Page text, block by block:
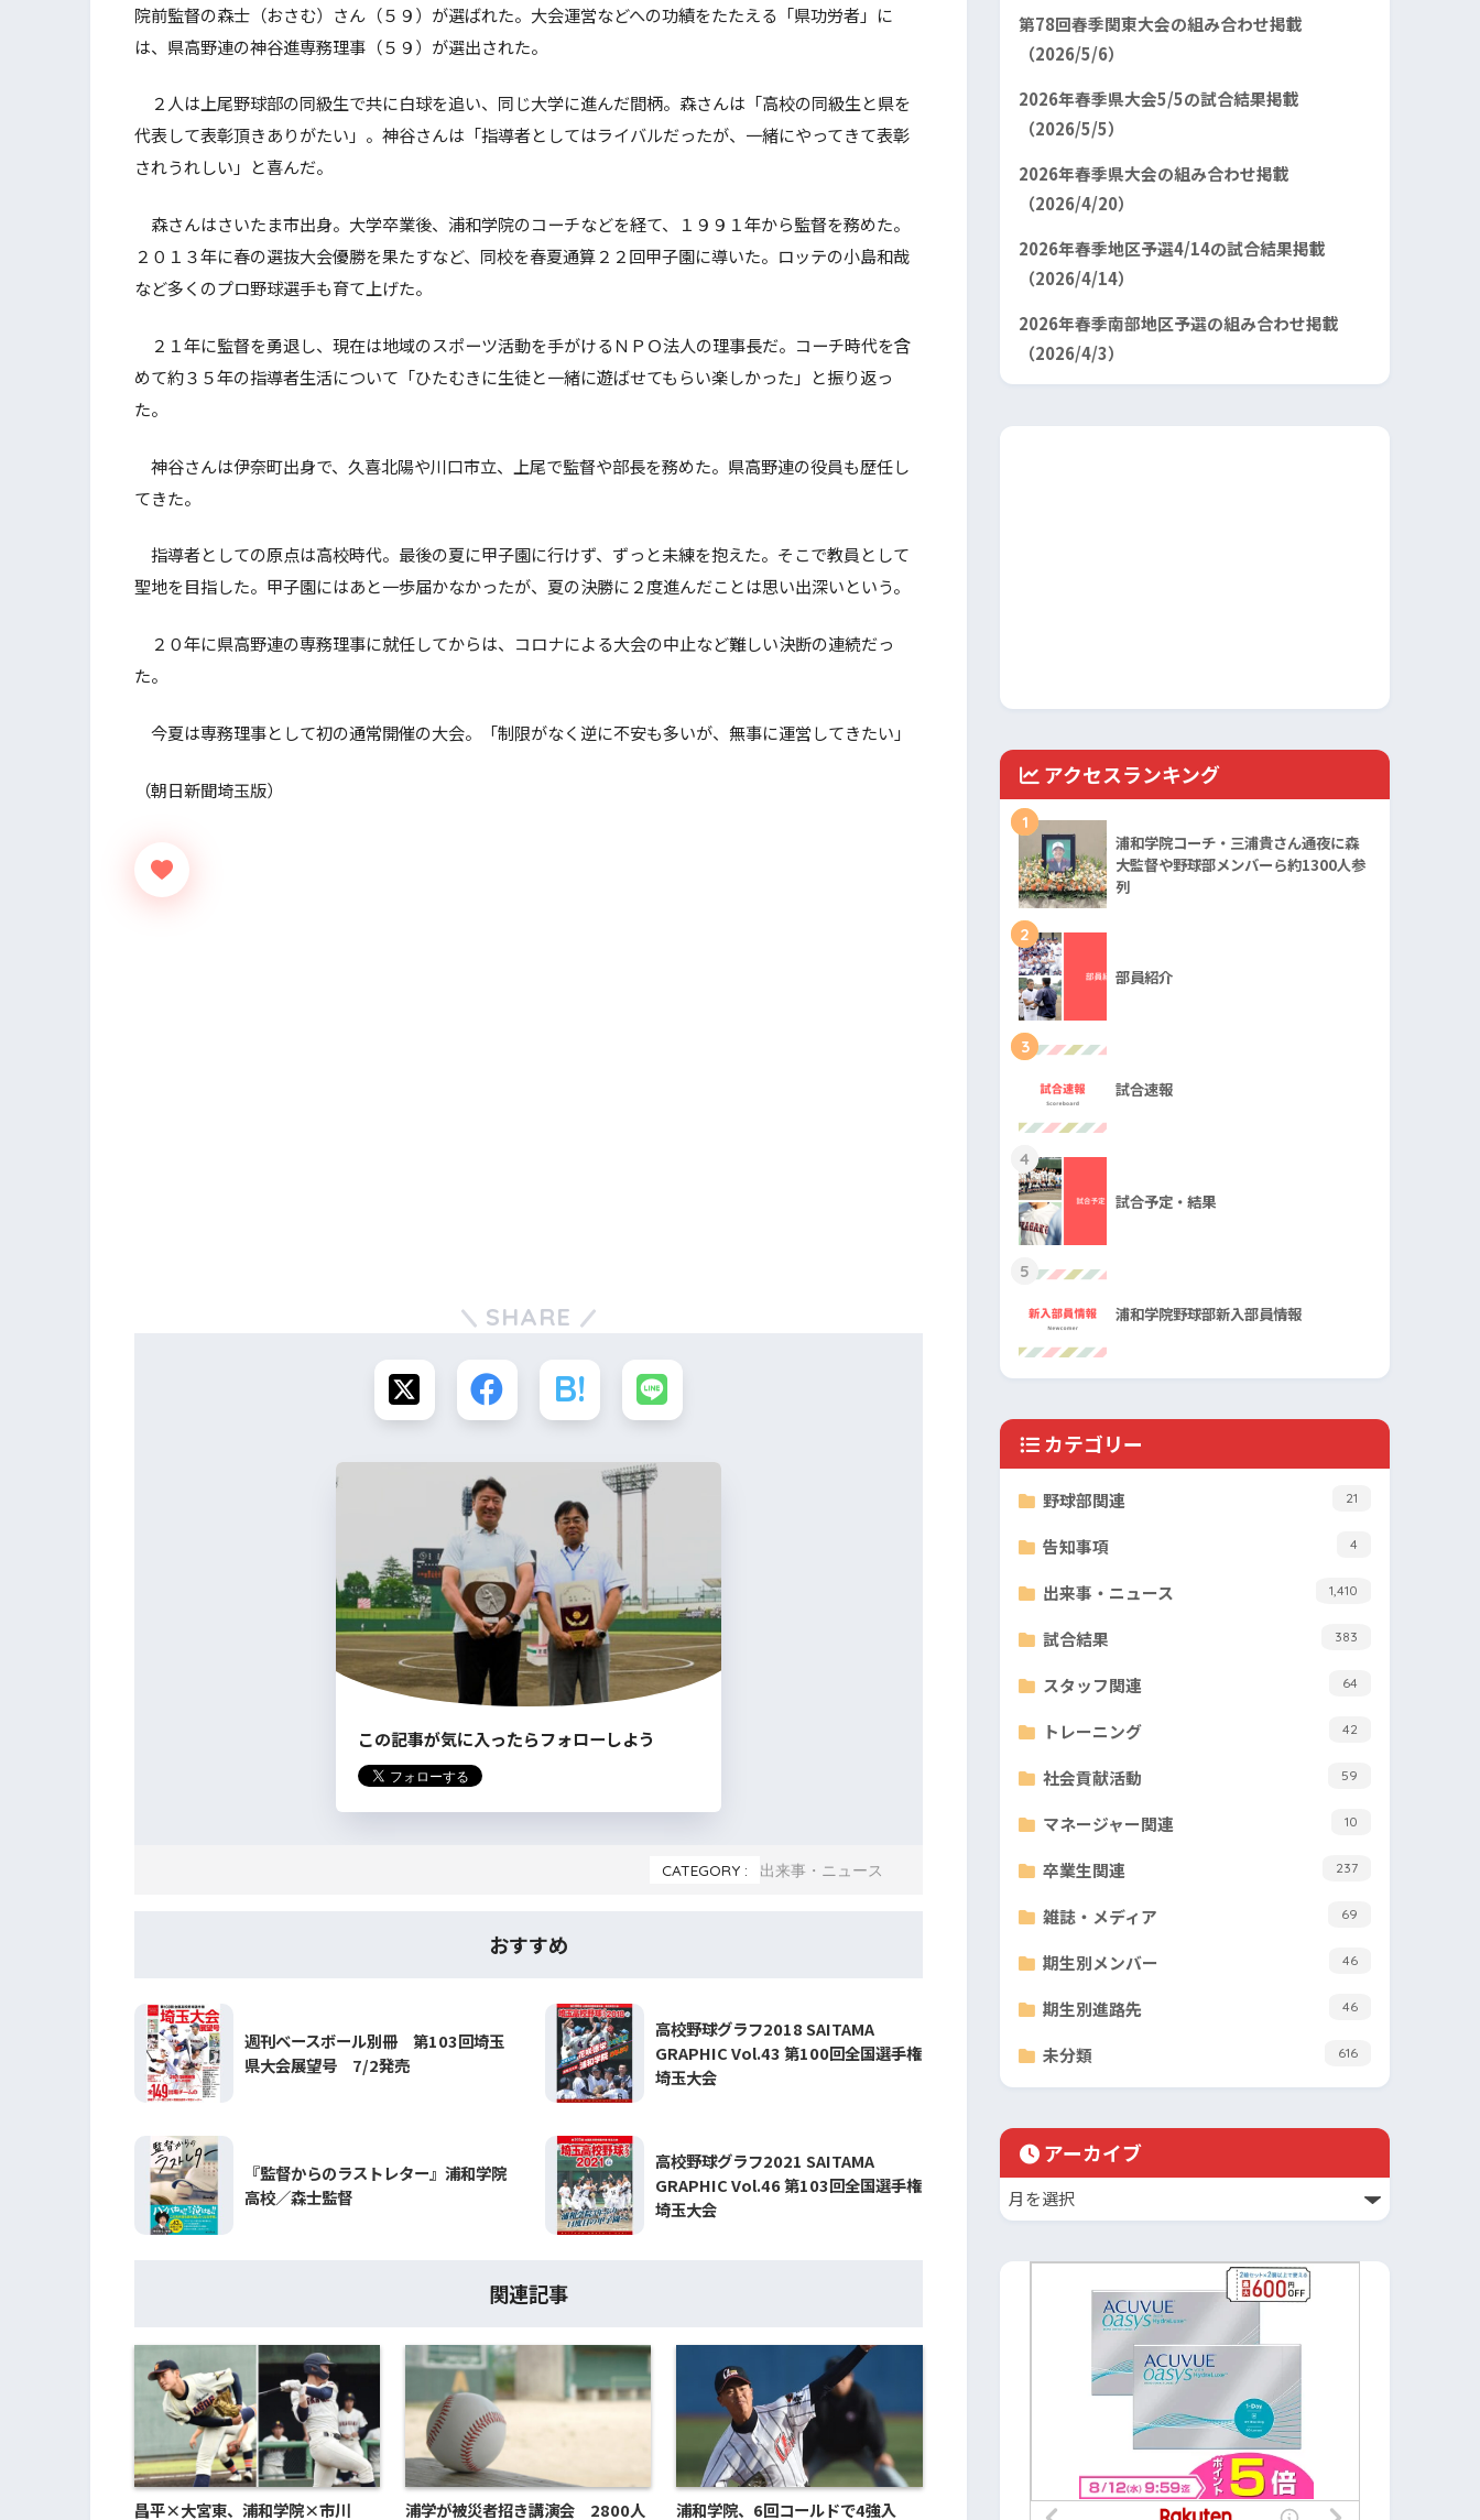
院前監督の森士（おさむ）さん（５９）が選ばれた。大会運営などへの功績をたたえる「県功労者」に
は、県高野連の神谷進専務理事（５９）が選出された。
２人は上尾野球部の同級生で共に白球を追い、同じ大学に進んだ間柄。森さんは「高校の同級生と県を
代表して表彰頂きありがたい」。神谷さんは「指導者としてはライバルだったが、一緒にやってきて表彰
されうれしい」と喜んだ。
森さんはさいたま市出身。大学卒業後、浦和学院のコーチなどを経て、１９９１年から監督を務めた。
２０１３年に春の選抜大会優勝を果たすなど、同校を春夏通算２２回甲子園に導いた。ロッテの小島和哉
など多くのプロ野球選手も育て上げた。
２１年に監督を勇退し、現在は地域のスポーツ活動を手がけるＮＰＯ法人の理事長だ。コーチ時代を含
めて約３５年の指導者生活について「ひたむきに生徒と一緒に遊ばせてもらい楽しかった」と振り返っ
た。
神谷さんは伊奈町出身で、久喜北陽や川口市立、上尾で監督や部長を務めた。県高野連の役員も歴任し
てきた。
指導者としての原点は高校時代。最後の夏に甲子園に行けず、ずっと未練を抱えた。そこで教員として
聖地を目指した。甲子園にはあと一歩届かなかったが、夏の決勝に２度進んだことは思い出深いという。
２０年に県高野連の専務理事に就任してからは、コロナによる大会の中止など難しい決断の連続だっ
た。
今夏は専務理事として初の通常開催の大会。「制限がなく逆に不安も多いが、無事に運営してきたい」
（朝日新聞埼玉版）
SHARE
この記事が気に入ったらフォローしよう
CATEGORY : 出来事・ニュース
おすすめ
週刊ベースボール別冊 第103回埼玉
県大会展望号 7/2発売
高校野球グラフ2018 SAITAMA
GRAPHIC Vol.43 第100回全国選手権
埼玉大会
『監督からのラストレター』浦和学院
高校／森士監督
高校野球グラフ2021 SAITAMA
GRAPHIC Vol.46 第103回全国選手権
埼玉大会
関連記事
昌平×大宮東、浦和学院×市川 浦学が被災者招き講演会 2800人 浦和学院、6回コールドで4強入
第78回春季関東大会の組み合わせ掲載
（2026/5/6）
2026年春季県大会5/5の試合結果掲載
（2026/5/5）
2026年春季県大会の組み合わせ掲載
（2026/4/20）
2026年春季地区予選4/14の試合結果掲載
（2026/4/14）
2026年春季南部地区予選の組み合わせ掲載
（2026/4/3）
アクセスランキング
1
浦和学院コーチ・三浦貴さん通夜に森
大監督や野球部メンバーら約1300人参
列
2
部員紹介
3
試合速報
4
試合予定・結果
5
浦和学院野球部新入部員情報
カテゴリー
野球部関連 21
告知事項 4
出来事・ニュース 1,410
試合結果 383
スタッフ関連 64
トレーニング 42
社会貢献活動 59
マネージャー関連 10
卒業生関連 237
雑誌・メディア 69
期生別メンバー 46
期生別進路先 46
未分類 616
アーカイブ